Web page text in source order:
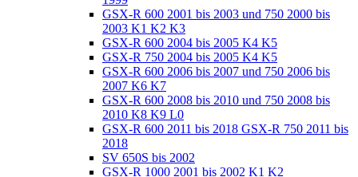
GSX-R 600 2001 bis 2003 und 750 2000 bis
2003 K1 K2 K3
GSX-R 600 2004 bis 2005 K4 K5
GSX-R 750 2004 bis 2005 K4 K5
GSX-R 600 2006 bis 2007 und 750 2006 bis
2007 K6 K7
GSX-R 600 2008 bis 2010 und 750 2008 bis
2010 K8 K9 L0
GSX-R 600 2011 bis 2018 GSX-R 750 2011 bis
2018
SV 650S bis 2002
GSX-R 1000 2001 bis 2002 K1 K2